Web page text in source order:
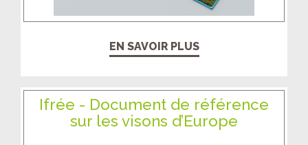
EN SAVOIR PLUS
Ifrée - Document de référence
sur les visons d’Europe